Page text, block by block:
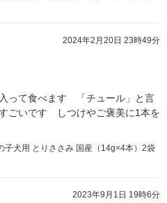
2024年2月20日 23時49分
って食べます 「チュール」と言
ごいです しつけやご褒美に1本を
子犬用 とりささみ 国産（14g×4本）2袋
2023年9月1日 19時6分